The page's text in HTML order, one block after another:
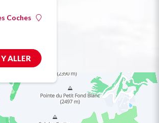
Coches
Y ALLER